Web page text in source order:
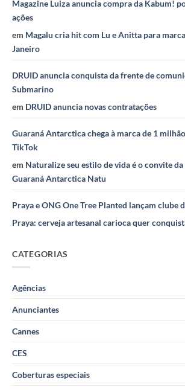
Magazine Luiza anuncia compra da Kabum!
ações
em Magalu cria hit com Lu e Anitta para
Janeiro
DRUID anuncia conquista da frente de
Submarino
em DRUID anuncia novas contratações
Guaraná Antarctica chega à marca de 1
TikTok
em Naturalize seu estilo de vida é o convite
Guaraná Antarctica Natu
Praya e ONG One Tree Planted lançam clube
Praya: cerveja artesanal carioca quer
CATEGORIAS
Agências
Anunciantes
Cannes
CES
Coberturas especiais